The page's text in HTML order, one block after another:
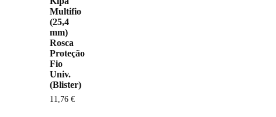
Multifio
(25,4
mm)
Rosca
Proteção
Fio
Univ.
(Blister)
11,76 €